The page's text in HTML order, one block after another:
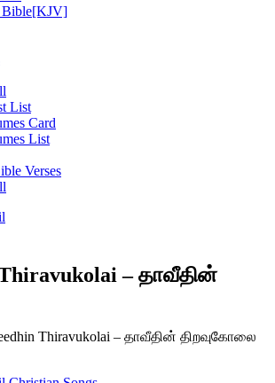
Bible[KJV]
List
Card
List
Verses
– தாவீதின்
Thiravukolai – தாவீதின் திறவுகோலை